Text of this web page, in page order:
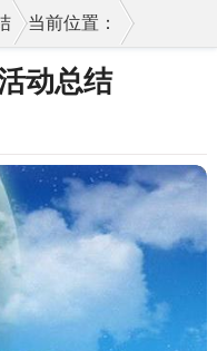
当前位置：
动总结